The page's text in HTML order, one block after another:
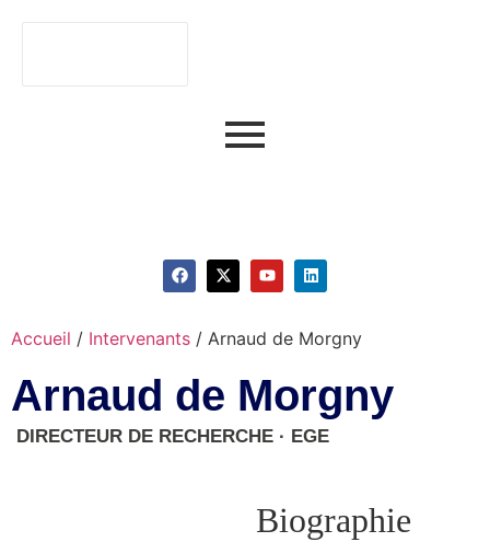
Accueil / Intervenants / Arnaud de Morgny
Arnaud de Morgny
DIRECTEUR DE RECHERCHE · EGE
Biographie